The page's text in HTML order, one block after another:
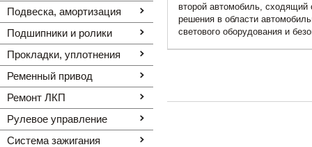
Подвеска, амортизация
Подшипники и ролики
Прокладки, уплотнения
Ременный привод
Ремонт ЛКП
Рулевое управление
Система зажигания
второй автомобиль, сходящий
решения в области
светового оборудования и